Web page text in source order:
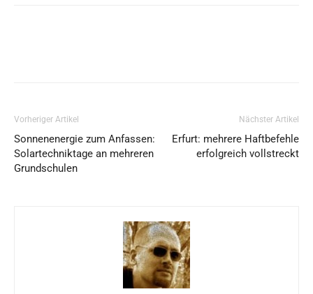
Vorheriger Artikel
Sonnenenergie zum Anfassen:
Solartechniktage an mehreren
Grundschulen
Nächster Artikel
Erfurt: mehrere Haftbefehle
erfolgreich vollstreckt